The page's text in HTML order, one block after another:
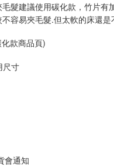
髮建議使用碳化款，竹片有
容易夾毛髮.但太軟的床還
款商品頁)
尺寸
會通知